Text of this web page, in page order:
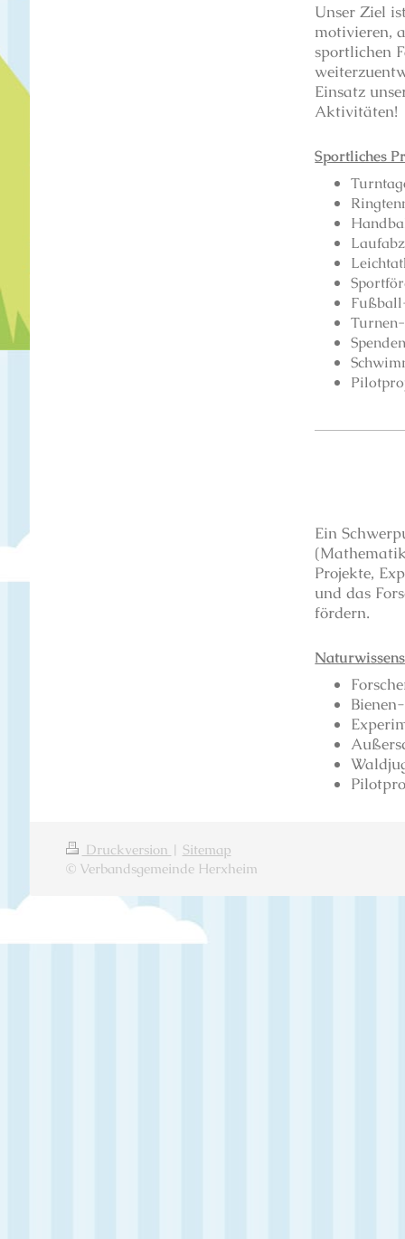
Unser Ziel
motivieren,
sportlichen
Einsatz
Aktivitäten!
Sportliches
Ein
Projekte,
und das
fördern.
Druckversion | Sitemap
© Verbandsgemeinde Herxheim